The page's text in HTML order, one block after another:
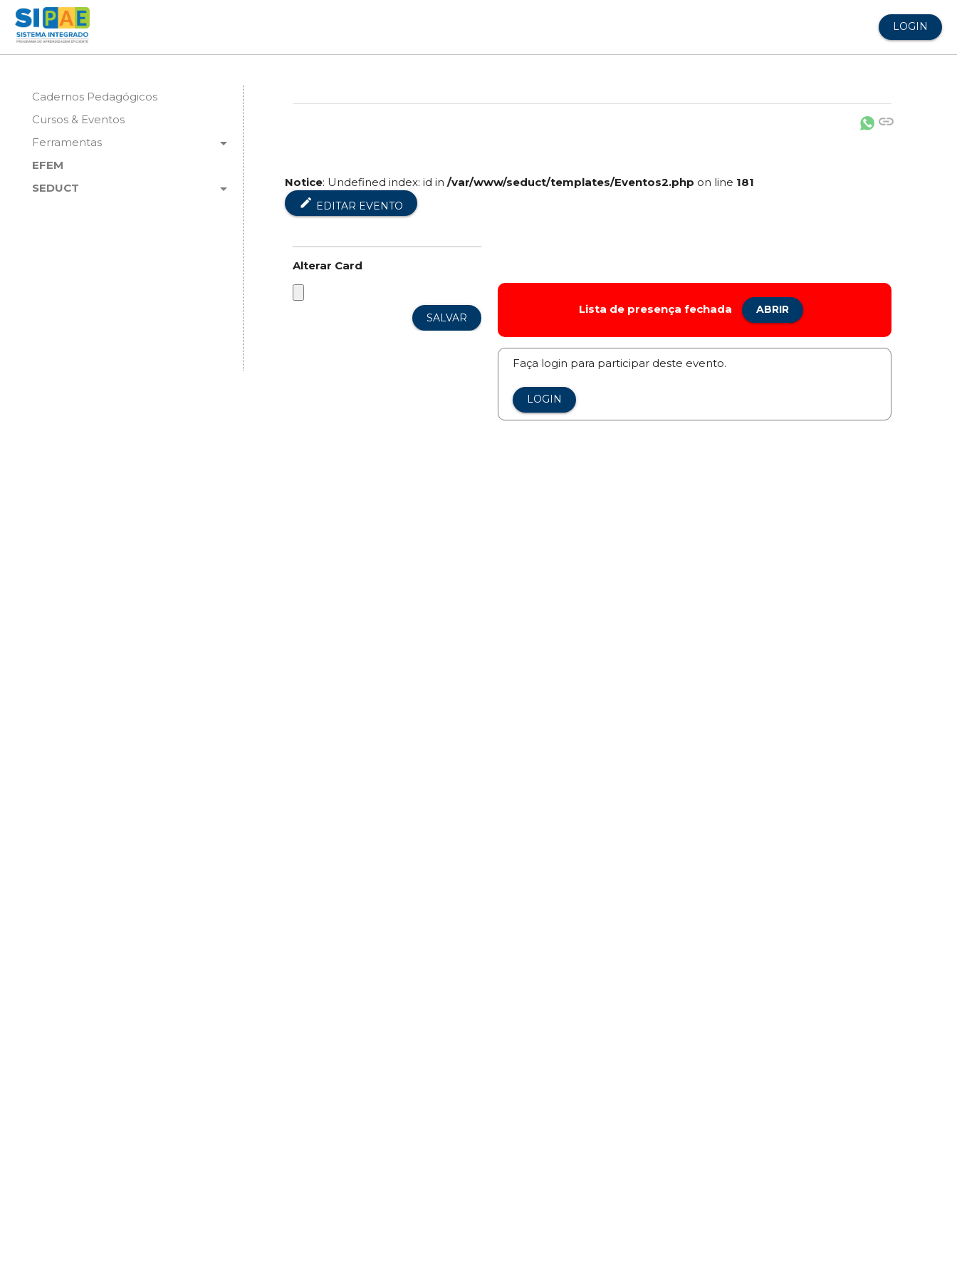
LOGIN
Cadernos Pedagógicos
Cursos & Eventos
arrow_drop_down
Ferramentas
EFEM
arrow_drop_down
SEDUCT
link
Notice: Undefined index: id in /var/www/seduct/templates/Eventos2.php on line 181
edit EDITAR EVENTO
Alterar Card
Lista de presença fechada ABRIR
Faça login para participar deste evento.
LOGIN